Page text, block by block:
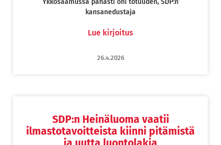
kansanedustaja
Lue kirjoitus
26.4.2026
SDP:n Heinäluoma vaatii
ilmastotavoitteista kiinni pitämistä